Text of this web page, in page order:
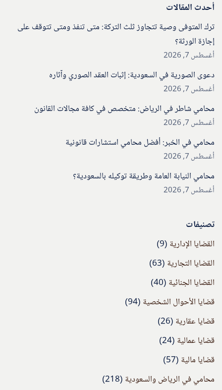
أحدث المقالات
ترك المتوفى وصية تتجاوز ثلث التركة: متى تنفذ ومتى تتوقف على
إجازة الورثة؟
أغسطس 7, 2026
دعوى الصورية في السعودية: إثبات العقد الصوري وآثاره
أغسطس 7, 2026
محامي شاطر في الرياض: متخصص في كافة مجالات القانون
أغسطس 7, 2026
محامي في الخبر: أفضل محامي استشارات قانونية
أغسطس 7, 2026
محامي النيابة العامة وطريقة توكيله بالسعودية؟
أغسطس 7, 2026
تصنيفات
القضايا الإدارية (9)
القضايا التجارية (63)
القضايا الجنائية (40)
قضايا الأحوال الشخصية (94)
قضايا عقارية (26)
قضايا عمالية (24)
قضايا مالية (57)
محامي في الرياض والسعودية (218)